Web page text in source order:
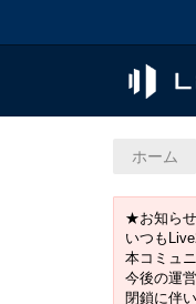
ホーム
★お知ら
いつも
本コミュ
今後の運
閉鎖に伴